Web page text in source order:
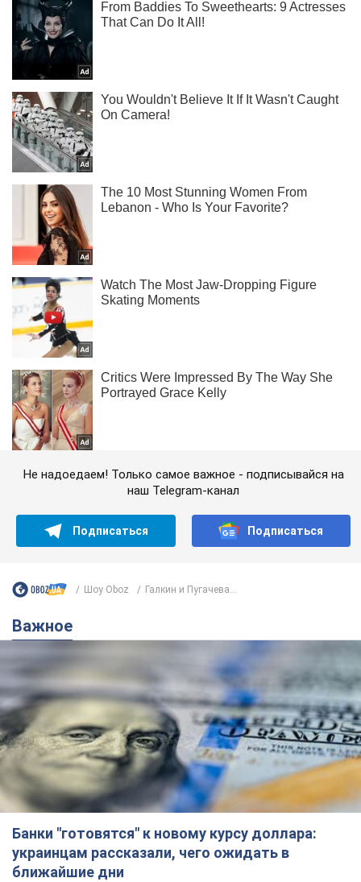
Не надоедаем! Только самое важное - подписывайся на
наш Telegram-канал
Подписаться Подписаться
Шоу Oboz Галкин и Пугачева...
Важное
Банки "готовятся" к новому курсу доллара:
украинцам рассказали, чего ожидать в
ближайшие дни